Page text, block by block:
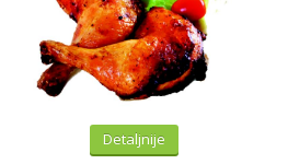
KESE ZA ZAMRZ.SMECE I RUKAVICE
SAMPONI ZA KOSU
SAPUNI
KUPKE I GELOVI ZA TUSIRANJE
Detaljnije